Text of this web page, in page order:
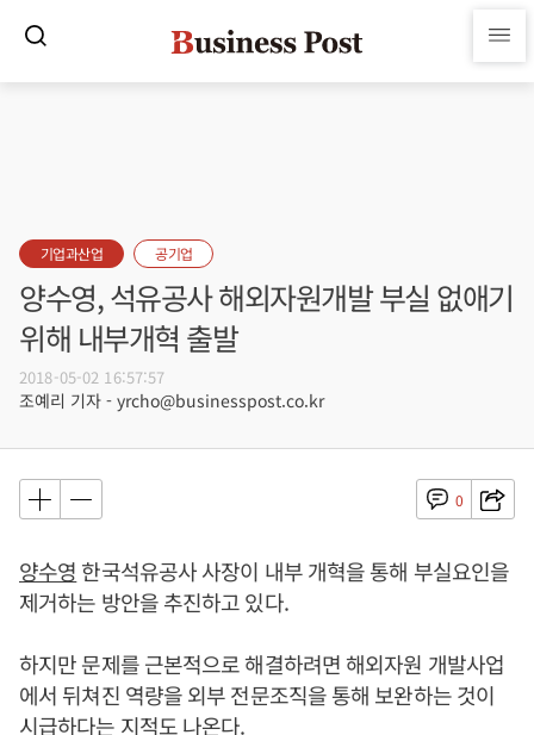
기업과산업 공기업
양수영, 석유공사 해외자원개발 부실 없애기
위해 내부개혁 출발
2018-05-02 16:57:57
조예리 기자 - yrcho@businesspost.co.kr
0
양수영 한국석유공사 사장이 내부 개혁을 통해 부실요인을
제거하는 방안을 추진하고 있다.
하지만 문제를 근본적으로 해결하려면 해외자원 개발사업
에서 뒤쳐진 역량을 외부 전문조직을 통해 보완하는 것이
시급하다는 지적도 나온다.